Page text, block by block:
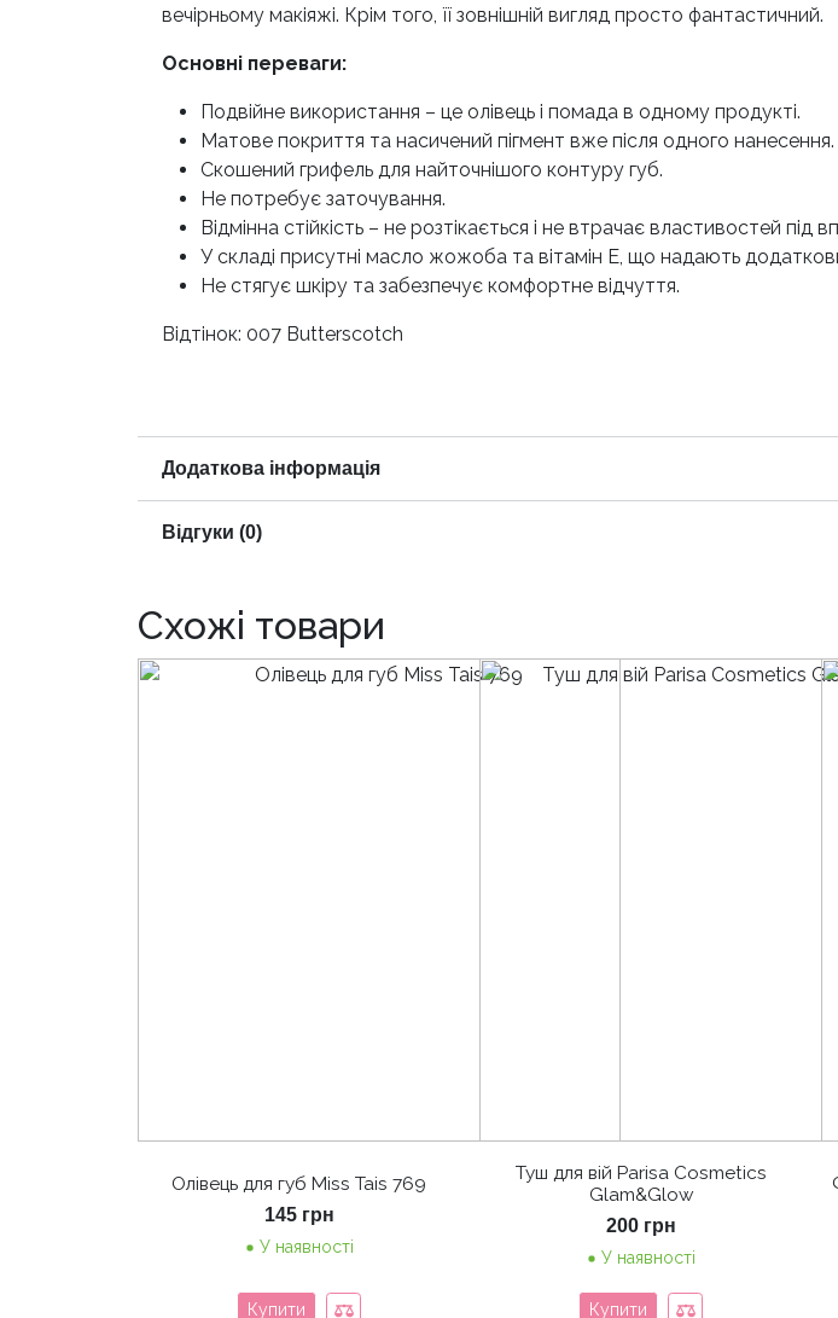
вечірньому макіяжі. Крім того, її зовнішній вигляд просто фантастичний.
Основні переваги:
Подвійне використання – це олівець і помада в одному продукті.
Матове покриття та насичений пігмент вже після одного нанесення.
Скошений грифель для найточнішого контуру губ.
Не потребує заточування.
Відмінна стійкість – не розтікається і не втрачає властивостей під
У складі присутні масло жожоба та вітамін Е, що надають
Не стягує шкіру та забезпечує комфортне відчуття.
Відтінок: 007 Butterscotch
Додаткова інформація
Відгуки (0)
Схожі товари
Олівець для губ Miss Tais 769
145 грн
У наявності
Купити
Туш для вій Parisa Cosmetics
Glam&Glow
200 грн
У наявності
Купити